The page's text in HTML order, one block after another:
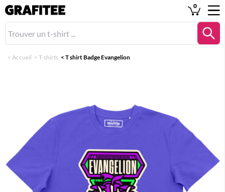
0
< Accueil < T-shirts < T shirt Badge Evangelion